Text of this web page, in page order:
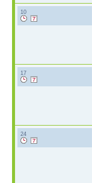
10
17
24